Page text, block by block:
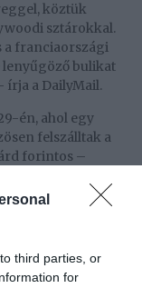
third parties, or
for
köztük
sztárokkal.
a franciaországi
lenyűgöző bulikat
a DailyMail.
én, ahol egy
felszálltak a
forintos –
álarcosbált is
Portofinóban ért